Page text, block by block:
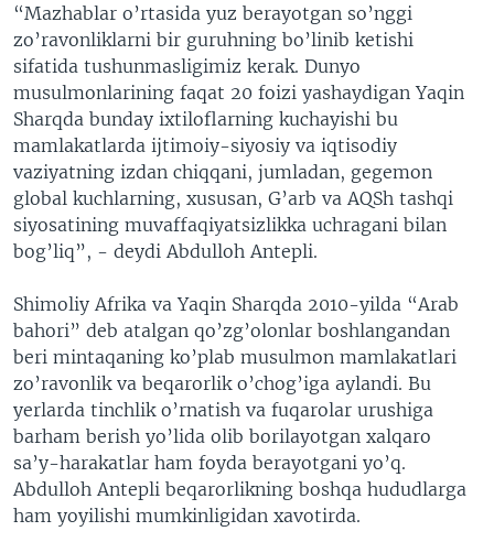
“Mazhablar o’rtasida yuz berayotgan so’nggi
zo’ravonliklarni bir guruhning bo’linib ketishi
sifatida tushunmasligimiz kerak. Dunyo
musulmonlarining faqat 20 foizi yashaydigan Yaqin
Sharqda bunday ixtiloflarning kuchayishi bu
mamlakatlarda ijtimoiy-siyosiy va iqtisodiy
vaziyatning izdan chiqqani, jumladan, gegemon
global kuchlarning, xususan, G’arb va AQSh tashqi
siyosatining muvaffaqiyatsizlikka uchragani bilan
bog’liq”, - deydi Abdulloh Antepli.
Shimoliy Afrika va Yaqin Sharqda 2010-yilda “Arab
bahori” deb atalgan qo’zg’olonlar boshlangandan
beri mintaqaning ko’plab musulmon mamlakatlari
zo’ravonlik va beqarorlik o’chog’iga aylandi. Bu
yerlarda tinchlik o’rnatish va fuqarolar urushiga
barham berish yo’lida olib borilayotgan xalqaro
sa’y-harakatlar ham foyda berayotgani yo’q.
Abdulloh Antepli beqarorlikning boshqa hududlarga
ham yoyilishi mumkinligidan xavotirda.